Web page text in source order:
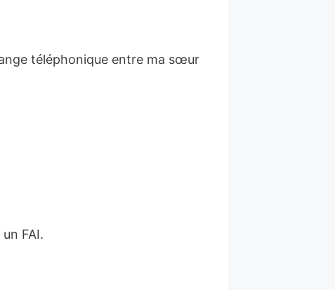
téléphonique entre ma sœur
FAI.